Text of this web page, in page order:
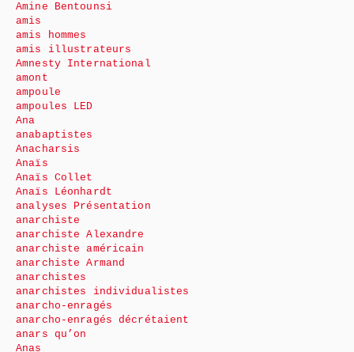
Amine Bentounsi
amis
amis hommes
amis illustrateurs
Amnesty International
amont
ampoule
ampoules LED
Ana
anabaptistes
Anacharsis
Anaïs
Anaïs Collet
Anaïs Léonhardt
analyses Présentation
anarchiste
anarchiste Alexandre
anarchiste américain
anarchiste Armand
anarchistes
anarchistes individualistes
anarcho-enragés
anarcho-enragés décrétaient
anars qu’on
Anas